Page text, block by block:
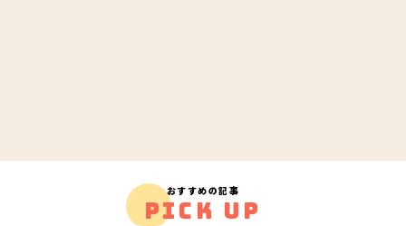
おすすめの記事
PICK UP